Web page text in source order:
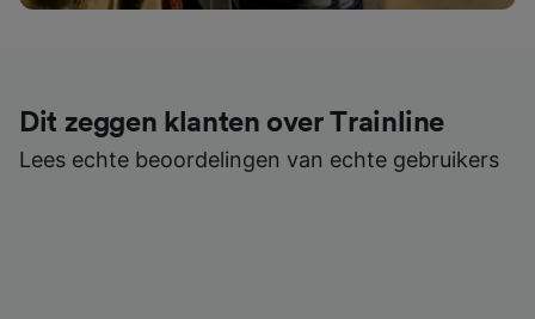
Dit zeggen klanten over Trainline
Lees echte beoordelingen van echte gebruikers